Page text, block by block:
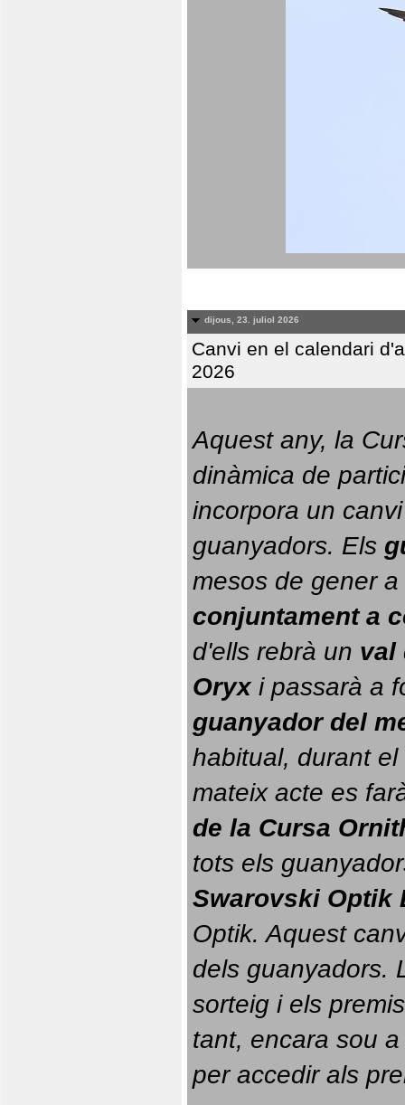
dijous, 23. juliol 2026
Canvi en el calendari
2026
Aquest any, la
dinàmica de
incorpora un
guanyadors. Els
conjuntament a
d'ells rebrà un val
Oryx i passarà a
guanyador del
habitual, durant el
mateix acte es
de la Cursa
tots els
Swarovski Optik
Optik. Aquest
dels guanyadors.
sorteig i els
tant, encara sou
per accedir als